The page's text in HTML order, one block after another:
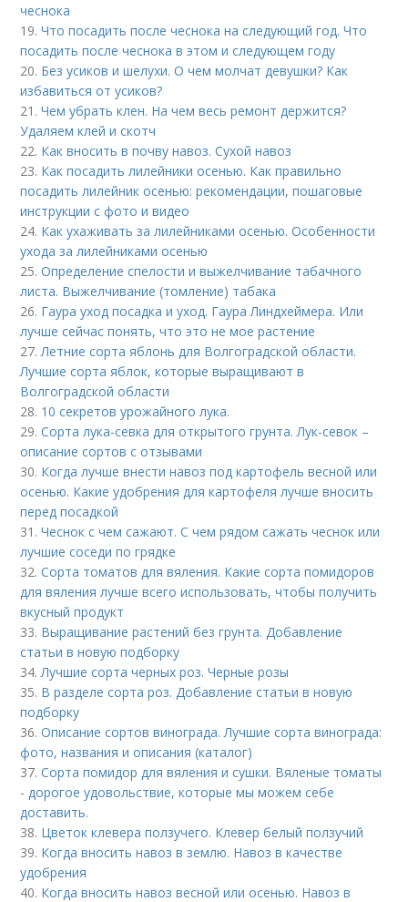
чеснока
19.Что посадить после чеснока на следующий год. Что
посадить после чеснока в этом и следующем году
20. Без усиков и шелухи. О чем молчат девушки? Как
избавиться от усиков?
21.Чем убрать клен. На чем весь ремонт держится?
Удаляем клей и скотч
22. Как вносить в почву навоз. Сухой навоз
23. Как посадить лилейники осенью. Как правильно
посадить лилейник осенью: рекомендации, пошаговые
инструкции с фото и видео
24. Как ухаживать за лилейниками осенью. Особенности
ухода за лилейниками осенью
25.Определение спелости и выжелчивание табачного
листа. Выжелчивание (томление) табака
26. Гаура уход посадка и уход. Гаура Линдхеймера. Или
лучше сейчас понять, что это не мое растение
27. Летние сорта яблонь для Волгоградской области.
Лучшие сорта яблок, которые выращивают в
Волгоградской области
28. 10 секретов урожайного лука.
29.Сорта лука-севка для открытого грунта. Лук-севок –
описание сортов с отзывами
30. Когда лучше внести навоз под картофель весной или
осенью. Какие удобрения для картофеля лучше вносить
перед посадкой
31.Чеснок с чем сажают. С чем рядом сажать чеснок или
лучшие соседи по грядке
32.Сорта томатов для вяления. Какие сорта помидоров
для вяления лучше всего использовать, чтобы получить
вкусный продукт
33. Выращивание растений без грунта. Добавление
статьи в новую подборку
34. Лучшие сорта черных роз. Черные розы
35. В разделе сорта роз. Добавление статьи в новую
подборку
36.Описание сортов винограда. Лучшие сорта винограда:
фото, названия и описания (каталог)
37.Сорта помидор для вяления и сушки. Вяленые томаты
- дорогое удовольствие, которые мы можем себе
доставить.
38. Цветок клевера ползучего. Клевер белый ползучий
39. Когда вносить навоз в землю. Навоз в качестве
удобрения
40. Когда вносить навоз весной или осенью. Навоз в